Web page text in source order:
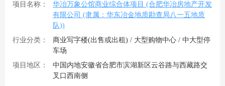
项目名称：
华冶万象公馆商业综合体项目 (合肥华冶房地产开发
有限公司 (隶属：华东冶金地质勘查局八一五地质
队))
行业分类：
商业写字楼(出售或出租) / 大型购物中心 / 中大型停
车场
项目地区：
中国内地安徽省合肥市滨湖新区云谷路与西藏路交
叉口西南侧